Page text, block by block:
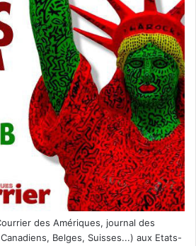
des Amériques, journal des
Belges, Suisses...) aux Etats-